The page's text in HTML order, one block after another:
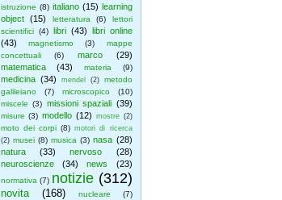
istruzione (8) italiano (15) learning
object
(15) letteratura (6)
lettori
scientifici (4) libri (43) libri online
(43)
magnetismo (3)
mappe
concettuali
(6) marco
(29)
matematica
(43) materia (9)
medicina (34) mendel (2)
metodo
galileiano
(7) microscopico
(10)
miscele (3) missioni spaziali (39)
misure (3) modello (12) mostre (2)
moto dei corpi (8) motori di ricerca
(2) musei (8) musica (3) nasa (28)
natura
(33) nervoso
(28)
neuroscienze
(34) news (23)
normativa (7) notizie (312)
novita (168) nucleare
(7)